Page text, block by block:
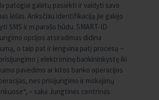
patogiai galėtų pasiekti ir valdyti savo
lėšas. Anksčiau identifikaciją jie galėjo
SMS ir m.parašo būdu. SMART-ID
opcijos atsiradimas didina
o taip pat ir lengvina patį procesą –
į elektroninę bankininkystę iki
pavedimo ar kitos banko operacijos
nes prisijungimo ir mokėjimų
– sakė Jungtinės centrinės